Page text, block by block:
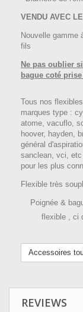
VENDU AVEC
Nouvelle gamme
fils
Ne pas oublier
bague coté prise
Tous nos
marques type :
atome, vacuflo,
hoover, hayden,
général
sanclean, vci, etc
pour les plus
Flexible très
Poignée &
flexible , ci
Accessoires
REVIEWS